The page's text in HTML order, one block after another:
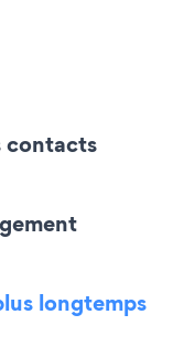
contacts
longtemps